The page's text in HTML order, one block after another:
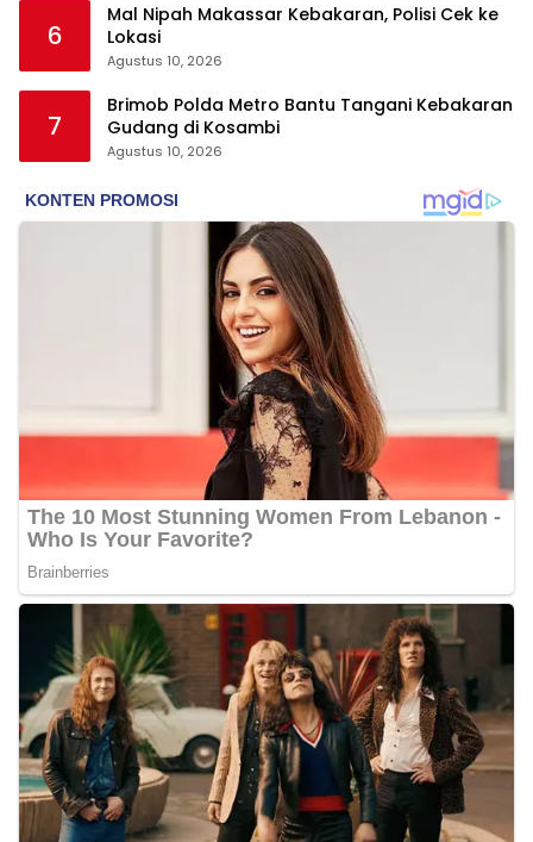
6
Mal Nipah Makassar Kebakaran, Polisi Cek ke
Lokasi
Agustus 10, 2026
7
Brimob Polda Metro Bantu Tangani Kebakaran
Gudang di Kosambi
Agustus 10, 2026